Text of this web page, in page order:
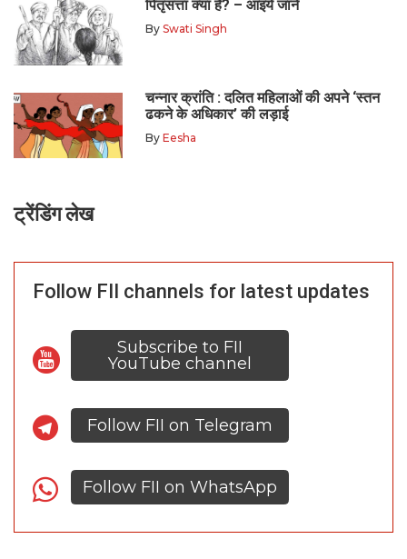
पितृसत्ता क्या है? – आइये जाने
By Swati Singh
चन्नार क्रांति : दलित महिलाओं की अपने ‘स्तन
ढकने के अधिकार’ की लड़ाई
By Eesha
ट्रेंडिंग लेख
Follow FII channels for latest updates
Subscribe to FII
YouTube channel
Follow FII on Telegram
Follow FII on WhatsApp